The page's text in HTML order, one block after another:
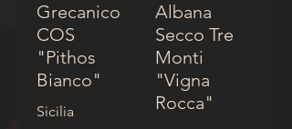
Grecanico
COS
"Pithos
Bianco"
Sicilia
Albana
Secco Tre
Monti
"Vigna
Rocca"